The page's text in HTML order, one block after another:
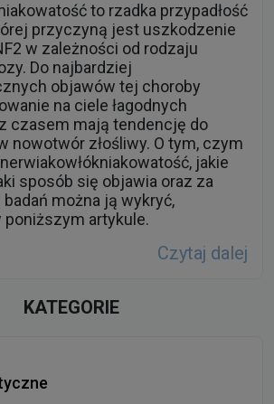
to rzadka przypadłość
przyczyną jest uszkodzenie
w zależności od rodzaju
Do najbardziej
objawów tej choroby
na ciele łagodnych
czasem mają tendencję do
nowotwór złośliwy. O tym, czym
jakie
sposób się objawia oraz za
można ją wykryć,
artykule.
Czytaj dalej
KATEGORIE